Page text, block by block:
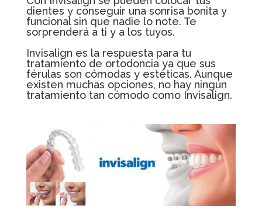
dientes y conseguir una sonrisa bonita y
funcional sin que nadie lo note. Te
sorprenderá a ti y a los tuyos.
Invisalign es la respuesta para tu
tratamiento de ortodoncia ya que sus
férulas son cómodas y estéticas. Aunque
existen muchas opciones, no hay ningún
tratamiento tan cómodo como Invisalign.